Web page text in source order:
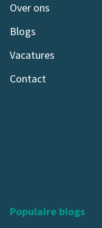
Over ons
Blogs
Vacatures
Contact
Populaire blogs